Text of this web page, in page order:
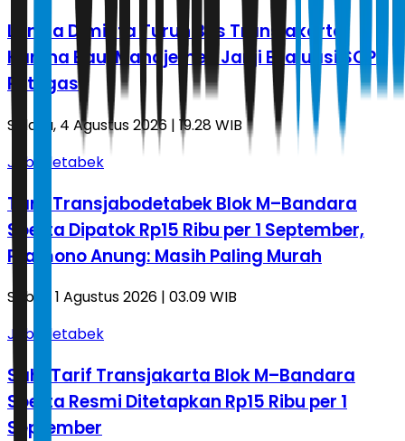
Lansia Diminta Turun Bus Transjakarta
Karena Bau, Manajemen Janji Evaluasi SOP
Petugas
Selasa, 4 Agustus 2026 | 19.28 WIB
Jabodetabek
Tarif Transjabodetabek Blok M–Bandara
Soetta Dipatok Rp15 Ribu per 1 September,
Pramono Anung: Masih Paling Murah
Sabtu, 1 Agustus 2026 | 03.09 WIB
Jabodetabek
Sah! Tarif Transjakarta Blok M–Bandara
Soetta Resmi Ditetapkan Rp15 Ribu per 1
September